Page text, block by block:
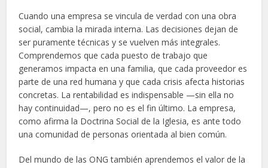
Cuando una empresa se vincula de verdad con una obra
social, cambia la mirada interna. Las decisiones dejan de
ser puramente técnicas y se vuelven más integrales.
Comprendemos que cada puesto de trabajo que
generamos impacta en una familia, que cada proveedor es
parte de una red humana y que cada crisis afecta historias
concretas. La rentabilidad es indispensable —sin ella no
hay continuidad—, pero no es el fin último. La empresa,
como afirma la Doctrina Social de la Iglesia, es ante todo
una comunidad de personas orientada al bien común.
Del mundo de las ONG también aprendemos el valor de la